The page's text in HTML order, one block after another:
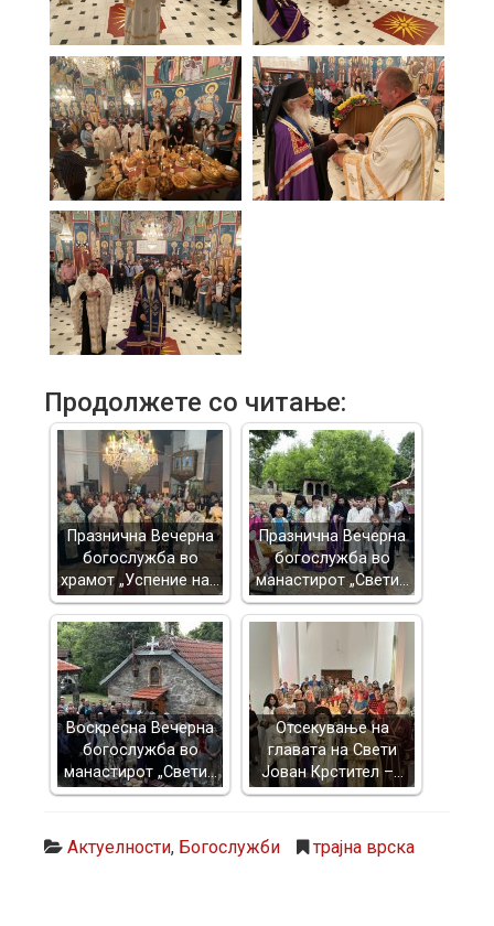
Продолжете со читање:
Празнична Вечерна
богослужба во
храмот „Успение на…
Празнична Вечерна
богослужба во
манастирот „Свети…
Воскресна Вечерна
богослужба во
манастирот „Свети…
Отсекување на
главата на Свети
Јован Крстител –…
Актуелности, Богослужби трајна врска